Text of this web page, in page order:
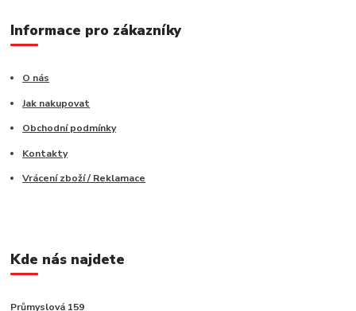
Informace pro zákazníky
O nás
Jak nakupovat
Obchodní podmínky
Kontakty
Vrácení zboží / Reklamace
Kde nás najdete
Průmyslová 159